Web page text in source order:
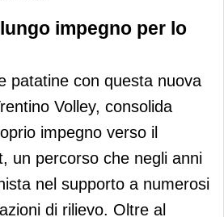
impegno per lo
patatine con questa nuova
Volley, consolida
impegno verso il
un percorso che negli anni
nel supporto a numerosi
di rilievo. Oltre al